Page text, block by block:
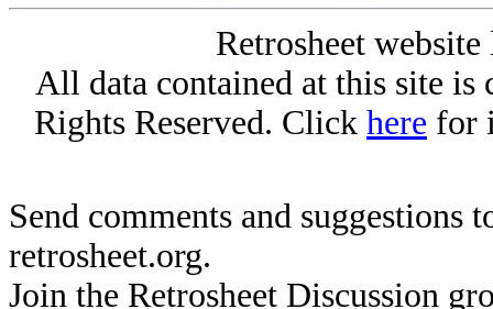
Retrosheet
All data contained at this site
Rights Reserved. Click here for
Send comments and suggestions
retrosheet.org.
Join the Retrosheet Discussion